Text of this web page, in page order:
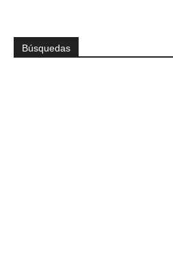
Búsquedas